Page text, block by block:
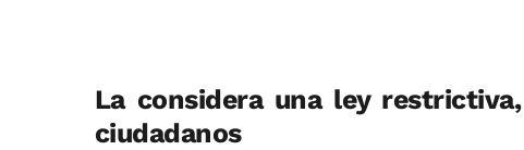
La considera una ley
ciudadanos